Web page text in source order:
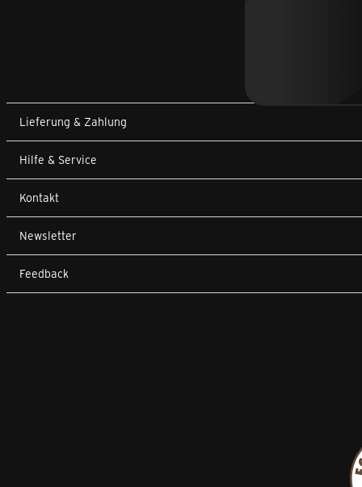
Lieferung & Zahlung
Hilfe & Service
Kontakt
Newsletter
Feedback